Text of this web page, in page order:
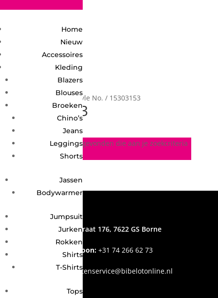
Home
Nieuw
Accessoires
Kleding
Blazers
Blouses
Broeken
Chino’s
Jeans
Leggings
Shorts
Jassen
Bodywarmer
Jumpsuit
Jurken
Rokken
Shirts
T-Shirts
Tops
/ Product Style No. / 15303153
15303153
Geen producten gevonden die aan je zoekcriteria
Grotestraat 176, 7622 GS Borne
Telefoon: +31 74 266 62 73
Email:klantenservice@bibelotonline.nl